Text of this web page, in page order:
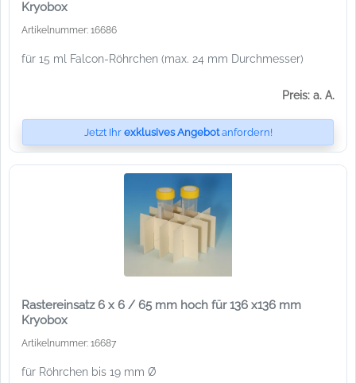
Kryobox
Artikelnummer: 16686
für 15 ml Falcon-Röhrchen (max. 24 mm Durchmesser)
Preis: a. A.
Jetzt Ihr exklusives Angebotanfordern!
Rastereinsatz 6 x 6 / 65 mm hoch für 136 x136 mm
Kryobox
Artikelnummer: 16687
für Röhrchen bis 19 mm Ø